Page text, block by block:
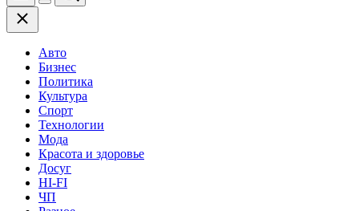
Цвет
Закрыть
Авто
Бизнес
Политика
Культура
Спорт
Технологии
Мода
Красота и здоровье
Досуг
HI-FI
ЧП